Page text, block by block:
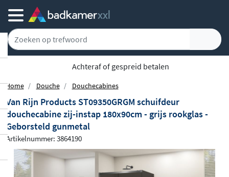
Achteraf of gespreid betalen
Home Douche Douchecabines
Van Rijn Products ST09350GRGM schuifdeur
douchecabine zij-instap 180x90cm - grijs rookglas -
Geborsteld gunmetal
Artikelnummer: 3864190